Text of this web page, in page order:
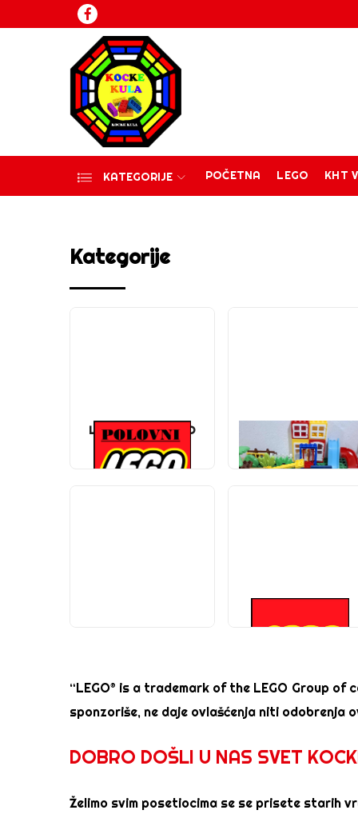
KATEGORIJE POČETNA LEGO KHT
Kategorije
LEGO® - POLOVNO
(5755)
KHT KOCKE VELIKE
(240)
“LEGO® is a trademark of the LEGO Group of
sponzoriše, ne daje ovlašćenja niti odobrenja
DOBRO DOŠLI U NAS SVET
Želimo svim posetiocima se se prisete starih